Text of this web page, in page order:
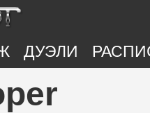
ДУЭЛИ